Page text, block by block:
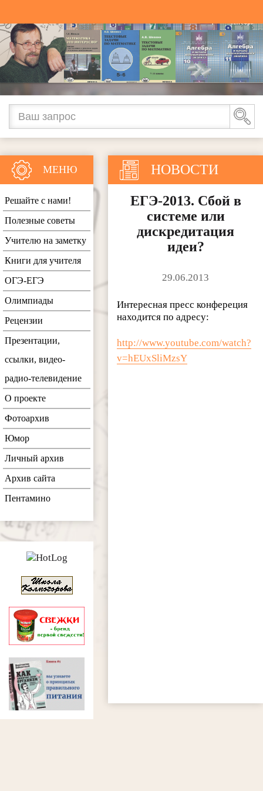
НОВОСТИ
ЕГЭ-2013. Сбой в
системе или
дискредитация
идеи?
29.06.2013
Интересная пресс конфереция
находится по адресу:
http://www.youtube.com/watch?
v=hEUxSliMzsY
МЕНЮ
Решайте с нами!
Полезные советы
Учителю на заметку
Книги для учителя
ОГЭ-ЕГЭ
Олимпиады
Рецензии
Презентации,
ссылки, видео-
радио-телевидение
О проекте
Фотоархив
Юмор
Личный архив
Архив сайта
Пентамино